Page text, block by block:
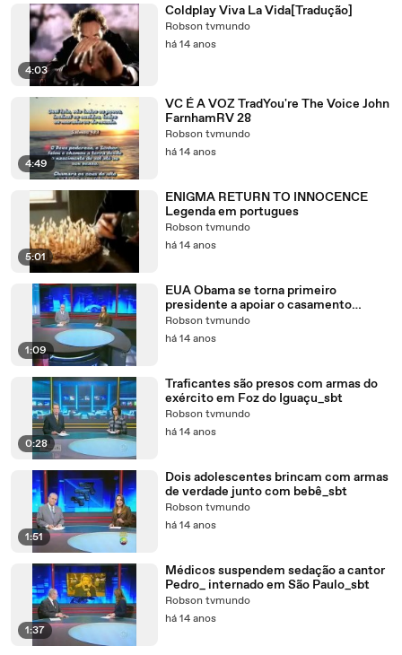
4:03
Coldplay Viva La Vida[Tradução]
Robson tvmundo
há 14 anos
4:49
VC É A VOZ TradYou're The Voice John
FarnhamRV 28
Robson tvmundo
há 14 anos
5:01
ENIGMA RETURN TO INNOCENCE
Legenda em portugues
Robson tvmundo
há 14 anos
1:09
EUA Obama se torna primeiro
presidente a apoiar o casamento
gay_sbt
Robson tvmundo
há 14 anos
0:28
Traficantes são presos com armas do
exército em Foz do Iguaçu_sbt
Robson tvmundo
há 14 anos
1:51
Dois adolescentes brincam com armas
de verdade junto com bebê_sbt
Robson tvmundo
há 14 anos
1:37
Médicos suspendem sedação a cantor
Pedro_ internado em São Paulo_sbt
Robson tvmundo
há 14 anos